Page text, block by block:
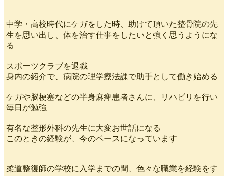
中学・高校時代にケガをした時、助けて頂いた整骨院の先
生を思い出し、体を治す仕事をしたいと強く思うようにな
る
スポーツクラブを退職
身内の紹介で、病院の理学療法課で助手として働き始める
ケガや脳梗塞などの半身麻痺患者さんに、リハビリを行い
毎日が勉強
有名な整形外科の先生に大変お世話になる
このときの経験が、今のベースになっています
柔道整復師の学校に入学までの間、色々な職業を経験をす